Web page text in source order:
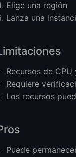
Elige una región
Lanza una
Recursos de CPU
Requiere
Los recursos
Puede